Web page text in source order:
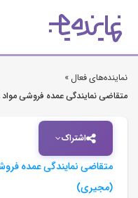
نماینده‌های فعال »
متقاضی نمایندگی عمده فروشی
اشتراک
متقاضی نمایندگی عمده
(مجیری)